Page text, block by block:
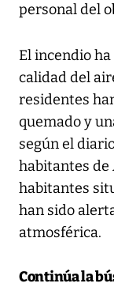
personal del
El incendio
calidad del
residentes
quemado y
según el
habitantes de
habitantes
han sido
atmosférica.
Continúa la